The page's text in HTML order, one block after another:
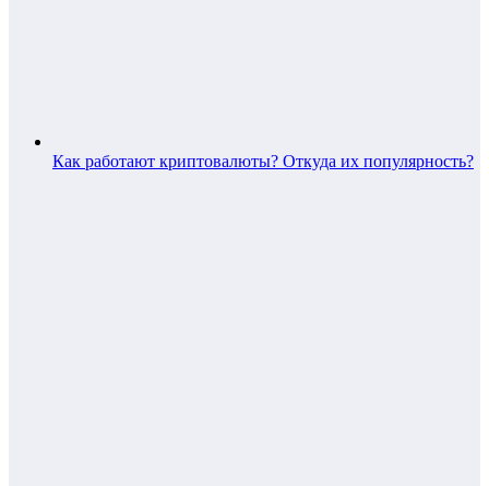
Как работают криптовалюты? Откуда их популярность?